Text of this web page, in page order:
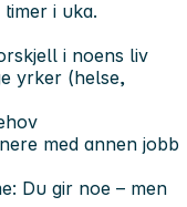
i uka.
i noens liv
yrker (helse,
med annen jobb
Du gir noe – men